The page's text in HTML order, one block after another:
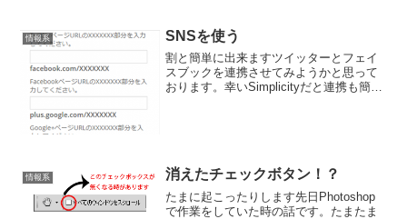
のチャットが長くなると…
情報系 SNSを使う
割と簡単に出来ますツイッターとフェイ
スブックを連携させてみようかと思って
おります。幸いSimplicityだと連携も簡単
情報系 消えたチェックボタン！？
たまに起こったりします先日Photoshop
で作業をしていた時の話です。たまたま